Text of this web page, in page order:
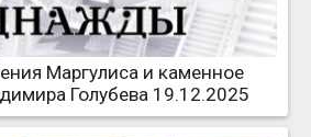
Маргулиса и каменное
Голубева 19.12.2025